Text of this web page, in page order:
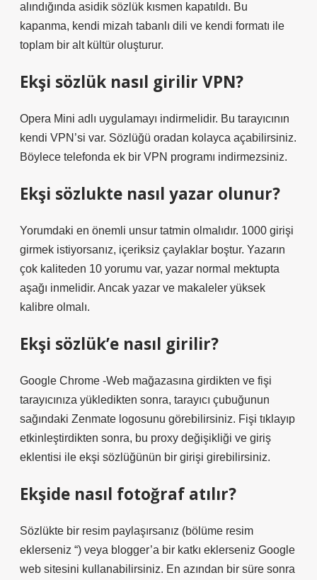
alındığında asidik sözlük kısmen kapatıldı. Bu
kapanma, kendi mizah tabanlı dili ve kendi formatı ile
toplam bir alt kültür oluşturur.
Ekşi sözlük nasıl girilir VPN?
Opera Mini adlı uygulamayı indirmelidir. Bu tarayıcının
kendi VPN’si var. Sözlüğü oradan kolayca açabilirsiniz.
Böylece telefonda ek bir VPN programı indirmezsiniz.
Ekşi sözlukte nasıl yazar olunur?
Yorumdaki en önemli unsur tatmin olmalıdır. 1000 girişi
girmek istiyorsanız, içeriksiz çaylaklar boştur. Yazarın
çok kaliteden 10 yorumu var, yazar normal mektupta
aşağı inmelidir. Ancak yazar ve makaleler yüksek
kalibre olmalı.
Ekşi sözlük’e nasıl girilir?
Google Chrome -Web mağazasına girdikten ve fişi
tarayıcınıza yükledikten sonra, tarayıcı çubuğunun
sağındaki Zenmate logosunu görebilirsiniz. Fişi tıklayıp
etkinleştirdikten sonra, bu proxy değişikliği ve giriş
eklentisi ile ekşi sözlüğünün bir girişi girebilirsiniz.
Ekşide nasıl fotoğraf atılır?
Sözlükte bir resim paylaşırsanız (bölüme resim
eklerseniz “) veya blogger’a bir katkı eklerseniz Google
web sitesini kullanabilirsiniz. En azından bir süre sonra